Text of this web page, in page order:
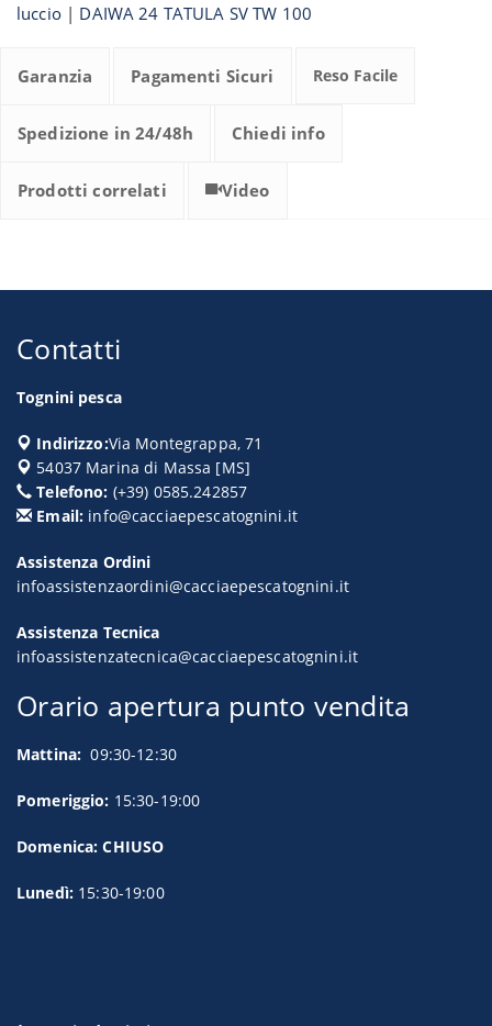
luccio| DAIWA 24 TATULA SV TW 100
Garanzia Pagamenti Sicuri Reso Facile
Spedizione in 24/48h Chiedi info
Prodotti correlati Video
Contatti
Tognini pesca
Indirizzo:Via Montegrappa, 71
54037 Marina di Massa [MS]
Telefono: (+39) 0585.242857
Email: info@cacciaepescatognini.it
Assistenza Ordini
infoassistenzaordini@cacciaepescatognini.it
Assistenza Tecnica
infoassistenzatecnica@cacciaepescatognini.it
Orario apertura punto vendita
Mattina: 09:30-12:30
Pomeriggio: 15:30-19:00
Domenica: CHIUSO
Lunedì: 15:30-19:00